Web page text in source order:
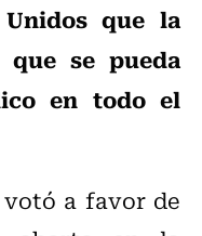
que la
que se pueda
en todo el
a favor de